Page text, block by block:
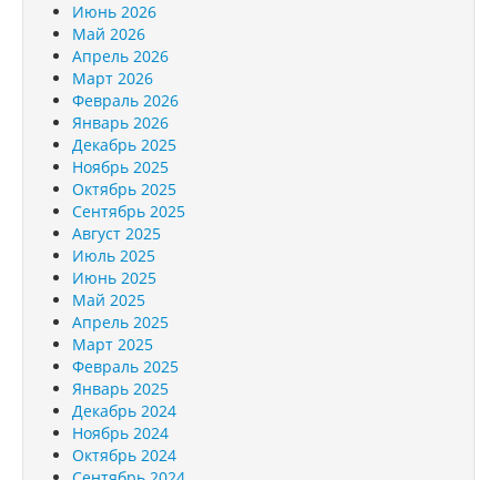
Июнь 2026
Май 2026
Апрель 2026
Март 2026
Февраль 2026
Январь 2026
Декабрь 2025
Ноябрь 2025
Октябрь 2025
Сентябрь 2025
Август 2025
Июль 2025
Июнь 2025
Май 2025
Апрель 2025
Март 2025
Февраль 2025
Январь 2025
Декабрь 2024
Ноябрь 2024
Октябрь 2024